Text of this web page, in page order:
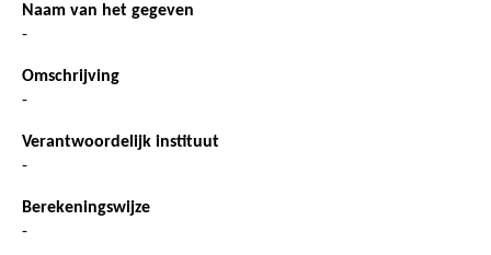
Naam van het gegeven
-
Omschrijving
-
Verantwoordelijk instituut
-
Berekeningswijze
-